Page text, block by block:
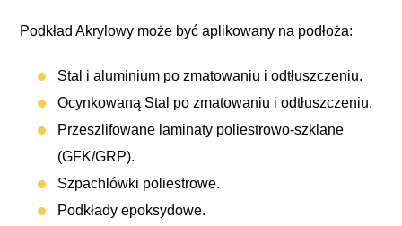
Podkład Akrylowy może być aplikowany na podłoża:
Stal i aluminium po zmatowaniu i odtłuszczeniu.
Ocynkowaną Stal po zmatowaniu i odtłuszczeniu.
Przeszlifowane laminaty poliestrowo-szklane
(GFK/GRP).
Szpachlówki poliestrowe.
Podkłady epoksydowe.